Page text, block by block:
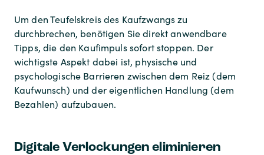
Um den Teufelskreis des Kaufzwangs zu
durchbrechen, benötigen Sie direkt anwendbare
Tipps, die den Kaufimpuls sofort stoppen. Der
wichtigste Aspekt dabei ist, physische und
psychologische Barrieren zwischen dem Reiz (dem
Kaufwunsch) und der eigentlichen Handlung (dem
Bezahlen) aufzubauen.
Digitale Verlockungen eliminieren